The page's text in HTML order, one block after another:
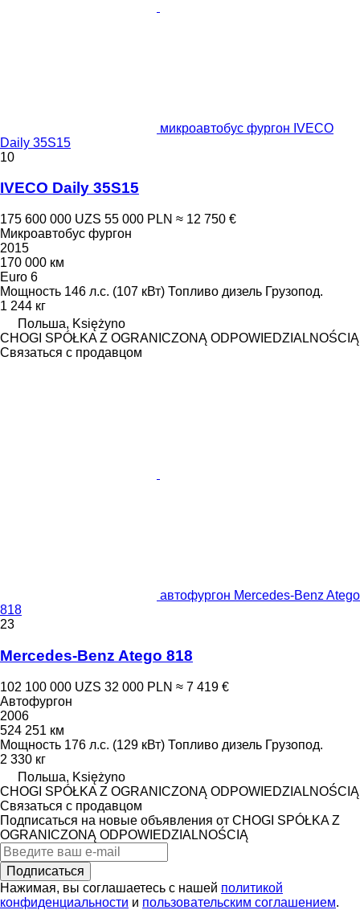
микроавтобус фургон IVECO
Daily 35S15
10
IVECO Daily 35S15
175 600 000 UZS 55 000 PLN ≈ 12 750 €
Микроавтобус фургон
2015
170 000 км
Euro 6
Мощность 146 л.с. (107 кВт) Топливо дизель Грузопод.
1 244 кг
Польша, Księżyno
CHOGI SPÓŁKA Z OGRANICZONĄ ODPOWIEDZIALNOŚCIĄ
Связаться с продавцом
автофургон Mercedes-Benz Atego
818
23
Mercedes-Benz Atego 818
102 100 000 UZS 32 000 PLN ≈ 7 419 €
Автофургон
2006
524 251 км
Мощность 176 л.с. (129 кВт) Топливо дизель Грузопод.
2 330 кг
Польша, Księżyno
CHOGI SPÓŁKA Z OGRANICZONĄ ODPOWIEDZIALNOŚCIĄ
Связаться с продавцом
Подписаться на новые объявления от CHOGI SPÓŁKA Z
OGRANICZONĄ ODPOWIEDZIALNOŚCIĄ
Подписаться
Нажимая, вы соглашаетесь с нашей политикой
конфиденциальности и пользовательским соглашением.